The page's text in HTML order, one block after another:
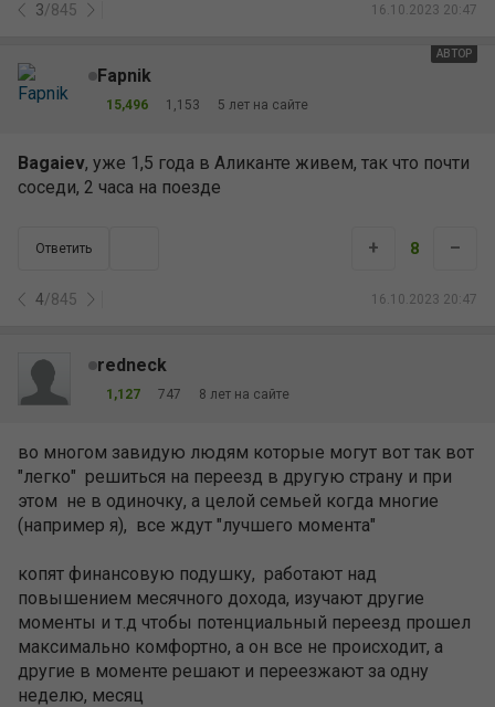
3/845 16.10.2023 20:47
АВТОР
Fapnik
15,496 1,153 5 лет на сайте
Bagaiev, уже 1,5 года в Аликанте живем, так что почти
соседи, 2 часа на поезде
Ответить
4/845 16.10.2023 20:47
+ 8 –
redneck
1,127 747 8 лет на сайте
во многом завидую людям которые могут вот так вот
"легко" решиться на переезд в другую страну и при
этом не в одиночку, а целой семьей когда многие
(например я), все ждут "лучшего момента"
копят финансовую подушку, работают над
повышением месячного дохода, изучают другие
моменты и т.д чтобы потенциальный переезд прошел
максимально комфортно, а он все не происходит, а
другие в моменте решают и переезжают за одну
неделю, месяц